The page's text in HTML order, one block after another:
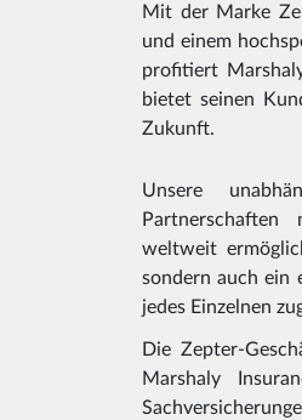
Mit der Marke
und einem
profitiert
bietet seinen
Zukunft.
Unsere
Partnerschaften
weltweit
sondern auch ein
jedes Einzelnen
Die Zepter-
Marshaly